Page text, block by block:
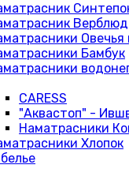
Верблюд
Овечья
Бамбук
CARESS
"Аквастоп" -
Наматрасники
Хлопок